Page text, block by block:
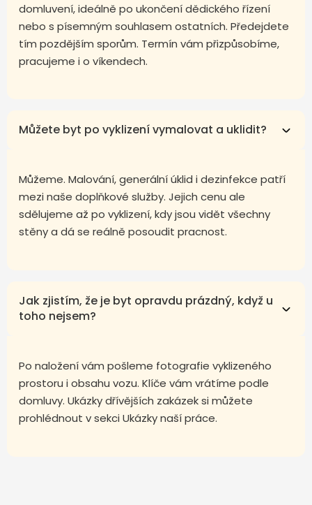
domluvení, ideálně po ukončení dědického řízení
nebo s písemným souhlasem ostatních. Předejdete
tím pozdějším sporům. Termín vám přizpůsobíme,
pracujeme i o víkendech.
Můžete byt po vyklizení vymalovat a uklidit?
Můžeme. Malování, generální úklid i dezinfekce patří
mezi naše doplňkové služby. Jejich cenu ale
sdělujeme až po vyklizení, kdy jsou vidět všechny
stěny a dá se reálně posoudit pracnost.
Jak zjistím, že je byt opravdu prázdný, když u
toho nejsem?
Po naložení vám pošleme fotografie vyklizeného
prostoru i obsahu vozu. Klíče vám vrátíme podle
domluvy. Ukázky dřívějších zakázek si můžete
prohlédnout v sekci Ukázky naší práce.